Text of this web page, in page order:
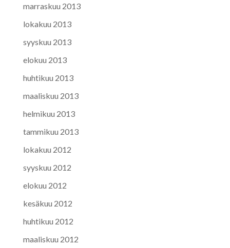
marraskuu 2013
lokakuu 2013
syyskuu 2013
elokuu 2013
huhtikuu 2013
maaliskuu 2013
helmikuu 2013
tammikuu 2013
lokakuu 2012
syyskuu 2012
elokuu 2012
kesäkuu 2012
huhtikuu 2012
maaliskuu 2012